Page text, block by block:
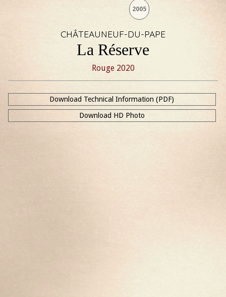
2005
CHÂTEAUNEUF-DU-PAPE
La Réserve
Rouge 2020
Download Technical Information (PDF)
Download HD Photo